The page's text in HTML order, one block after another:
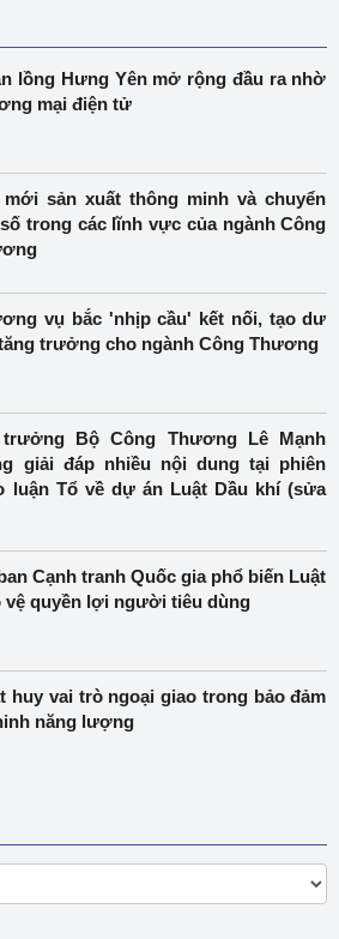
lồng Hưng Yên mở rộng đầu ra nhờ
mại điện tử
sản xuất thông minh và chuyển
trong các lĩnh vực của ngành Công
vụ bắc 'nhịp cầu' kết nối, tạo dư
trưởng cho ngành Công Thương
Bộ Công Thương Lê Mạnh
giải đáp nhiều nội dung tại phiên
luận Tổ về dự án Luật Dầu khí (sửa
Cạnh tranh Quốc gia phổ biến Luật
vệ quyền lợi người tiêu dùng
huy vai trò ngoại giao trong bảo đảm
năng lượng